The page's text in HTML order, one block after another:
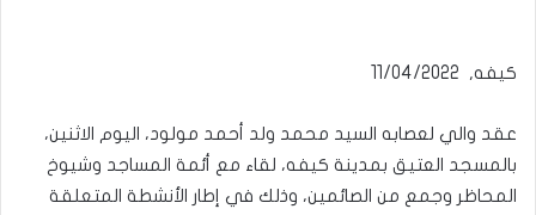
كيفه, 11/04/2022
عقد والي لعصابه السيد محمد ولد أحمد مولود، اليوم الاثنين،
بالمسجد العتيق بمدينة كيفه، لقاء مع أئمة المساجد وشيوخ
المحاظر وجمع من الصائمين، وذلك في إطار الأنشطة المتعلقة